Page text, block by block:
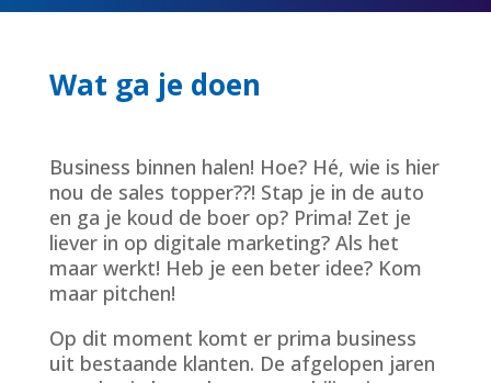
Wat ga je doen
Business binnen halen! Hoe? Hé, wie is hier
nou de sales topper??! Stap je in de auto
en ga je koud de boer op? Prima! Zet je
liever in op digitale marketing? Als het
maar werkt! Heb je een beter idee? Kom
maar pitchen!
Op dit moment komt er prima business
uit bestaande klanten. De afgelopen jaren